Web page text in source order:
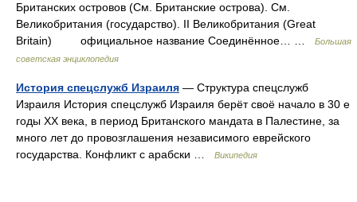
Британских островов (См. Британские острова). См.
Великобритания (государство). II Великобритания (Great
Britain) официальное название Соединённое… …
Большая
советская энциклопедия
История спецслужб Израиля — Структура спецслужб
Израиля История спецслужб Израиля берёт своё начало в 30 е
годы XX века, в период Британского мандата в Палестине, за
много лет до провозглашения независимого еврейского
государства. Конфликт с арабски …
Википедия